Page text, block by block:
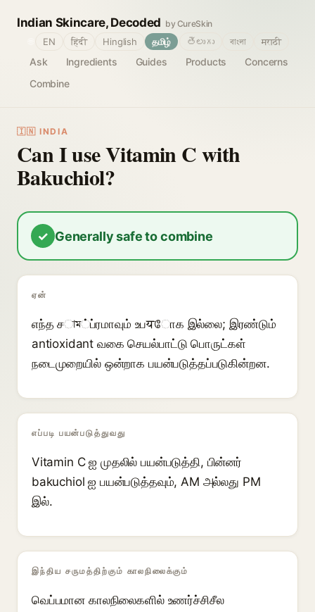
Indian Skincare, Decoded by CureSkin
Ask Ingredients Guides Products
Concerns
Combine
EN हिंदी Hinglish தமிழ் తెలుగు বাংলা मराठी
🇮🇳 INDIA
Can I use Vitamin C with
Bakuchiol?
✓ Generally safe to combine
ஏன்
எந்த சাম்ப்ரமாவும் உபयோக இல்லை; இரண்டும்
antioxidant வகை செயல்பாட்டு பொருட்கள்
நடைமுறையில் ஒன்றாக பயன்படுத்தப்படுகின்றன.
எப்படி பயன்படுத்துவது
Vitamin C ஐ முதலில் பயன்படுத்தி, பின்னர்
bakuchiol ஐ பயன்படுத்தவும், AM அல்லது PM
இல்.
இந்திய சருமத்திற்கும் காலநிலைக்கும்
வெப்பமான காலநிலைகளில் உணர்ச்சிசீல